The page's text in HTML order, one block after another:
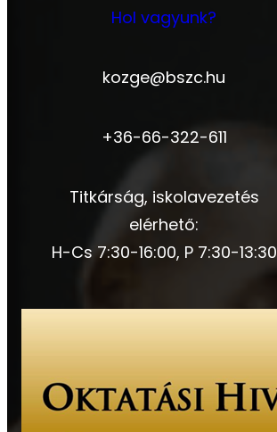
Hol vagyunk?
kozge@bszc.hu
+36-66-322-611
Titkárság, iskolavezetés
elérhető:
H-Cs 7:30-16:00, P 7:30-13:30